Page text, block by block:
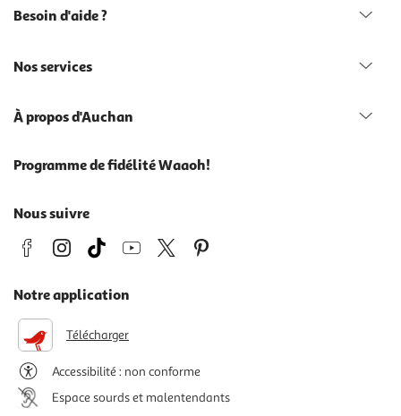
Besoin d'aide ?
Nos services
À propos d'Auchan
Programme de fidélité Waaoh!
Nous suivre
Notre application
Télécharger
Accessibilité : non conforme
Espace sourds et malentendants